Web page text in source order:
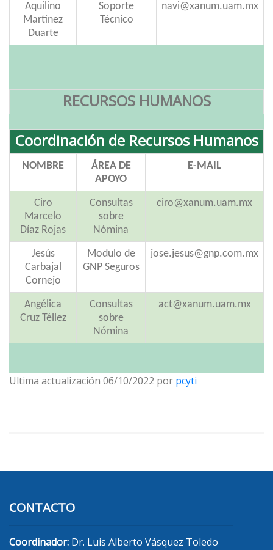
Aquilino
Martínez
Duarte
Soporte
Técnico
navi@xanum.uam.mx
RECURSOS HUMANOS
Coordinación de Recursos Humanos
NOMBRE
ÁREA DE
APOYO
E-MAIL
Ciro
Marcelo
Díaz Rojas
Consultas
sobre
Nómina
ciro@xanum.uam.mx
Jesús
Carbajal
Cornejo
Modulo de
GNP Seguros
jose.jesus@gnp.com.mx
Angélica
Cruz Téllez
Consultas
sobre
Nómina
act@xanum.uam.mx
Ultima actualización 06/10/2022 por pcyti
CONTACTO
Coordinador: Dr. Luis Alberto Vásquez Toledo